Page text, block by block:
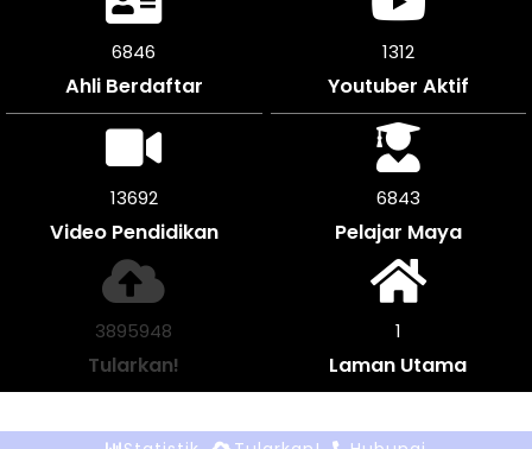
7236
Ahli Berdaftar
1312
Youtuber Aktif
14472
Video Pendidikan
7233
Pelajar Maya
4117988
Tularkan!
1
Laman Utama